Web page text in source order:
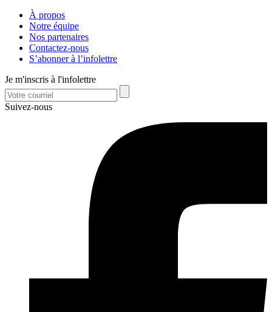
À propos
Notre équipe
Nos partenaires
Contactez-nous
S’abonner à l’infolettre
Je m'inscris à l'infolettre
Suivez-nous